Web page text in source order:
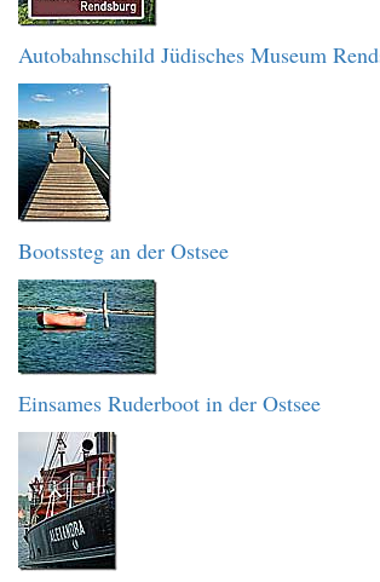
Autobahnschild Jüdisches Museum
Bootssteg an der Ostsee
Einsames Ruderboot in der Ostsee